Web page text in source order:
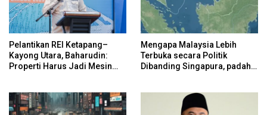
Pelantikan REI Ketapang–
Kayong Utara, Baharudin:
Properti Harus Jadi Mesin
Mengapa Malaysia Lebih
Terbuka secara Politik
Dibanding Singapura, padahal